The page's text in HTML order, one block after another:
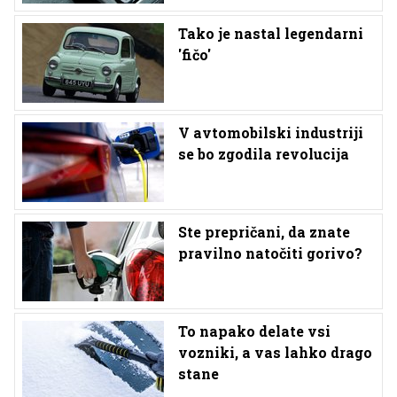
Tako je nastal legendarni
'fičo'
V avtomobilski industriji
se bo zgodila revolucija
Ste prepričani, da znate
pravilno natočiti gorivo?
To napako delate vsi
vozniki, a vas lahko drago
stane